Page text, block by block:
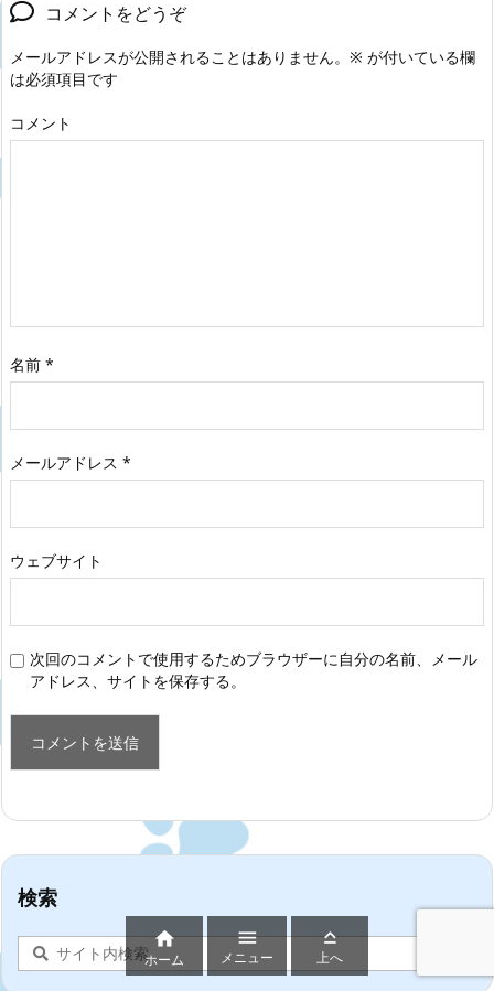
コメントをどうぞ
メールアドレスが公開されることはありません。 ※ が付いている欄
は必須項目です
コメント
名前 *
メールアドレス *
ウェブサイト
次回のコメントで使用するためブラウザーに自分の名前、メール
アドレス、サイトを保存する。
検索

ホーム

メニュー

上へ